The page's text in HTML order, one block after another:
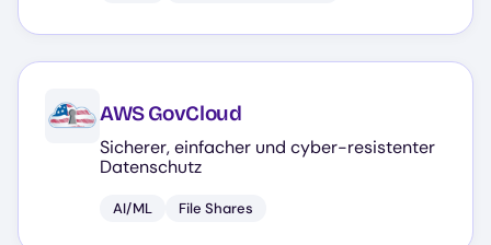
AWS GovCloud
Sicherer, einfacher und cyber-resistenter
Datenschutz
AI/ML File Shares